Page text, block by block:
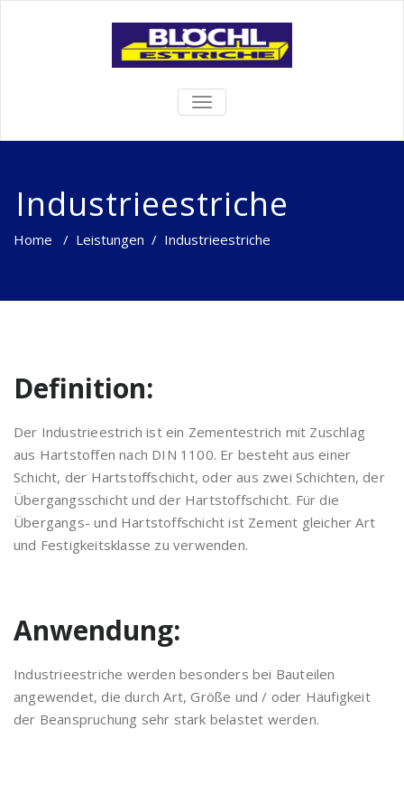
TOGGLE
Industrieestriche
Home / Leistungen / Industrieestriche
Definition:
Der Industrieestrich ist ein Zementestrich mit Zuschlag
aus Hartstoffen nach DIN 1100. Er besteht aus einer
Schicht, der Hartstoffschicht, oder aus zwei Schichten, der
Übergangsschicht und der Hartstoffschicht. Für die
Übergangs- und Hartstoffschicht ist Zement gleicher Art
und Festigkeitsklasse zu verwenden.
Anwendung:
Industrieestriche werden besonders bei Bauteilen
angewendet, die durch Art, Größe und / oder Häufigkeit
der Beanspruchung sehr stark belastet werden.